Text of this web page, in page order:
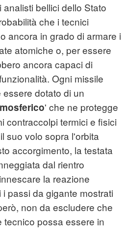
bellici dello Stato
che i tecnici
ancora in grado di armare i
atomiche o, per essere
ancora capaci di
Ogni missile
dotato di un
' che ne protegge
contraccolpi termici e fisici
suo volo sopra l'orbita
accorgimento, la testata
dal rientro
la reazione
passi da gigante mostrati
non da escludere che
possa essere in